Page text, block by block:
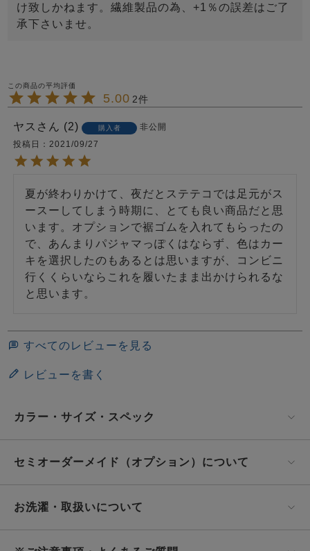
け致しかねます。繊維製品の為、+1％の誤差はご了
承下さいませ。
5.00 2
ヤス 2 購入者
非公開
投稿日
2021/09/27
夏が終わりかけて、夜だとステテコでは足元がス
ースーしてしまう時期に、とても良い商品だと思
います。オプションで裾ゴムを入れてもらったの
で、あんまりパジャマっぽくはならず、色はカー
キを選択したのもあるとは思いますが、コンビニ
行くくらいならこれを履いたまま出かけられるな
と思います。
すべてのレビューを見る
レビューを書く
カラー・サイズ・スペック
セミオーダーメイド（オプション）について
お洗濯・取扱いについて